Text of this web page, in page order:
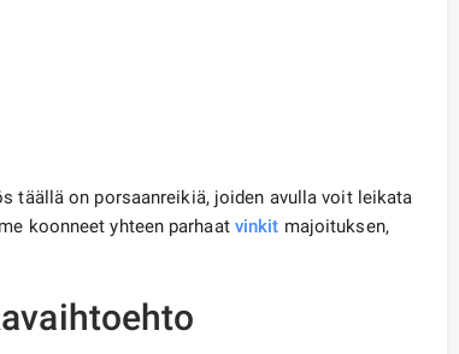
täällä on porsaanreikiä, joiden avulla voit leikata
koonneet yhteen parhaat vinkit majoituksen,